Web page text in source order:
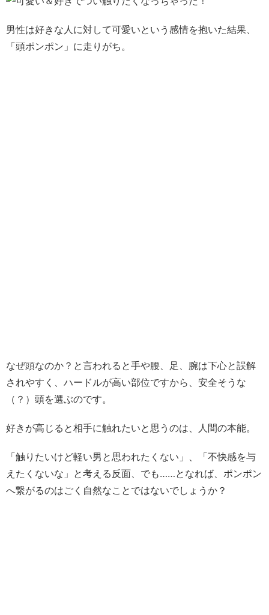
男性は好きな人に対して可愛いという感情を抱いた結果、
「頭ポンポン」に走りがち。
なぜ頭なのか？と言われると手や腰、足、腕は下心と誤解
されやすく、ハードルが高い部位ですから、安全そうな
（？）頭を選ぶのです。
好きが高じると相手に触れたいと思うのは、人間の本能。
「触りたいけど軽い男と思われたくない」、「不快感を与
えたくないな」と考える反面、でも……となれば、ポンポン
へ繋がるのはごく自然なことではないでしょうか？